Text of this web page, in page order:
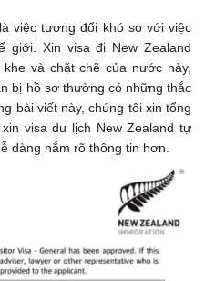
việc tương đối khó so với việc
giới. Xin visa đi New Zealand
và chặt chẽ của nước này,
bị hồ sơ thường có những thắc
bài viết này, chúng tôi xin tổng
visa du lịch New Zealand tự
dàng nắm rõ thông tin hơn.